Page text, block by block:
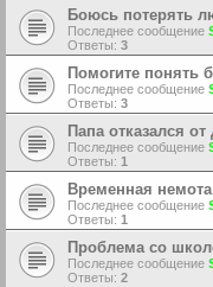
Боюсь потерять
Последнее сообщение
Ответы: 3
Помогите понять
Последнее сообщение
Ответы: 3
Папа отказался от
Последнее сообщение
Ответы: 1
Временная немота
Последнее сообщение
Ответы: 1
Проблема со
Последнее сообщение
Ответы: 2